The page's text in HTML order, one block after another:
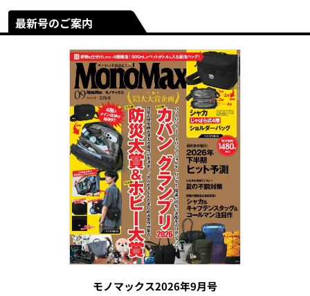
最新号のご案内
モノマックス2026年9月号